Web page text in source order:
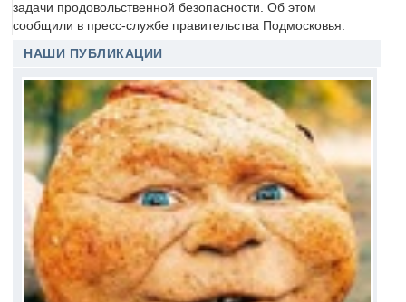
задачи продовольственной безопасности. Об этом
сообщили в пресс-службе правительства Подмосковья.
НАШИ ПУБЛИКАЦИИ